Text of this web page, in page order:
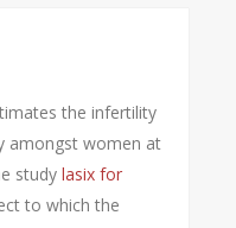
the infertility
amongst women at
study lasix for
to which the